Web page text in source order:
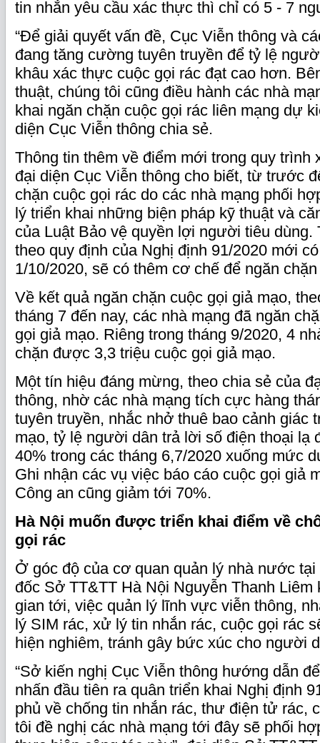
tin nhắn yêu cầu xác thực thì chỉ có 5 - 7
“Để giải quyết vấn đề, Cục Viễn thông và
đang tăng cường tuyên truyền để tỷ lệ
khâu xác thực cuộc gọi rác đạt cao hơn.
thuật, chúng tôi cũng điều hành các nhà
khai ngăn chặn cuộc gọi rác liên mạng dự
diện Cục Viễn thông chia sẻ.
Thông tin thêm về điểm mới trong quy trình
đại diện Cục Viễn thông cho biết, từ trước
chặn cuộc gọi rác do các nhà mạng phối
lý triển khai những biện pháp kỹ thuật và
của Luật Bảo vệ quyền lợi người tiêu dùng.
theo quy định của Nghị định 91/2020 mới
1/10/2020, sẽ có thêm cơ chế để ngăn
Về kết quả ngăn chặn cuộc gọi giả mạo,
tháng 7 đến nay, các nhà mạng đã ngăn
gọi giả mạo. Riêng trong tháng 9/2020, 4
chặn được 3,3 triệu cuộc gọi giả mạo.
Một tín hiệu đáng mừng, theo chia sẻ của
thông, nhờ các nhà mạng tích cực hàng
tuyên truyền, nhắc nhở thuê bao cảnh giác
mạo, tỷ lệ người dân trả lời số điện thoại lạ
40% trong các tháng 6,7/2020 xuống mức
Ghi nhận các vụ việc báo cáo cuộc gọi giả
Công an cũng giảm tới 70%.
Hà Nội muốn được triển khai điểm về
gọi rác
Ở góc độ của cơ quan quản lý nhà nước
đốc Sở TT&TT Hà Nội Nguyễn Thanh Liêm
gian tới, việc quản lý lĩnh vực viễn thông,
lý SIM rác, xử lý tin nhắn rác, cuộc gọi rác
hiện nghiêm, tránh gây bức xúc cho người
“Sở kiến nghị Cục Viễn thông hướng dẫn
nhấn đầu tiên ra quân triển khai Nghị định
phủ về chống tin nhắn rác, thư điện tử rác,
tôi đề nghị các nhà mạng tới đây sẽ phối